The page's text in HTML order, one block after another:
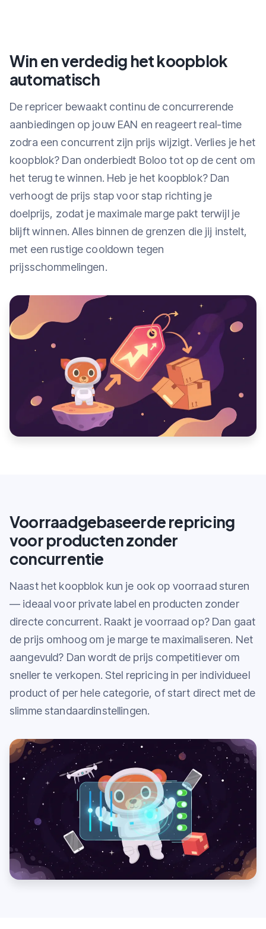
Win en verdedig het koopblok
automatisch
De repricer bewaakt continu de concurrerende
aanbiedingen op jouw EAN en reageert real-time
zodra een concurrent zijn prijs wijzigt. Verlies je het
koopblok? Dan onderbiedt Boloo tot op de cent om
het terug te winnen. Heb je het koopblok? Dan
verhoogt de prijs stap voor stap richting je
doelprijs, zodat je maximale marge pakt terwijl je
blijft winnen. Alles binnen de grenzen die jij instelt,
met een rustige cooldown tegen
prijsschommelingen.
Voorraadgebaseerde repricing
voor producten zonder
concurrentie
Naast het koopblok kun je ook op voorraad sturen
— ideaal voor private label en producten zonder
directe concurrent. Raakt je voorraad op? Dan gaat
de prijs omhoog om je marge te maximaliseren. Net
aangevuld? Dan wordt de prijs competitiever om
sneller te verkopen. Stel repricing in per individueel
product of per hele categorie, of start direct met de
slimme standaardinstellingen.